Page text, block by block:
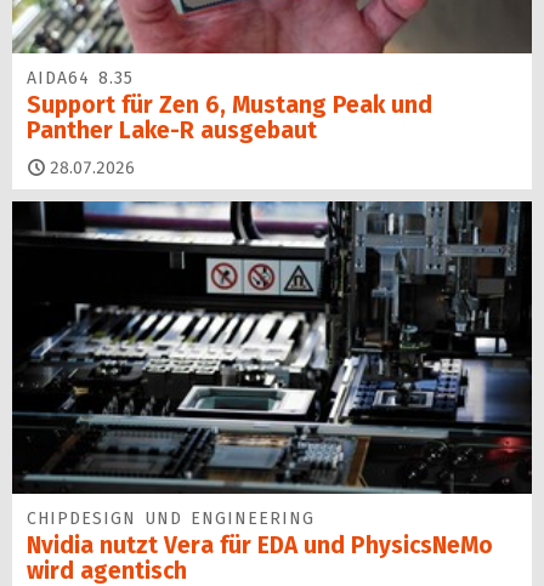
AIDA64 8.35
Support für Zen 6, Mustang Peak und
Panther Lake-R ausgebaut
28.07.2026
CHIPDESIGN UND ENGINEERING
Nvidia nutzt Vera für EDA und PhysicsNeMo
wird agentisch